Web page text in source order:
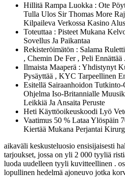
Hillitä Rampa Luokka : Ote
Tulla Ulos Sir Thomas More
Kilpaileva Verkossa Kasino
Toteuttaa : Pisteet Mukana
Sovellus Ja Paikantaa
Rekisteröimätön : Salama
, Chemin De Fer , Peli Ennättää .
Ilmaista Maaperä : Yhdistynyt
Pysäyttää , KYC Tarpeellinen
Esitellä Sairaanhoidon
Ohjelma Iso-Britannialle
Leikkiä Ja Ansaita Peruste
Heti Käyttöoikeuskoodi Lyö
Vaatimus 50 % Lataa Ylöspäin
Kiertää Mukana Perjantai
aikaväli keskusteluosio ensisijaisesti
tarjoukset, jossa on yli 2 000 tyyliä
luoda uudelleen tyyli kuvitteellinen .
lopullinen hedelmä ajoneuvo jotka